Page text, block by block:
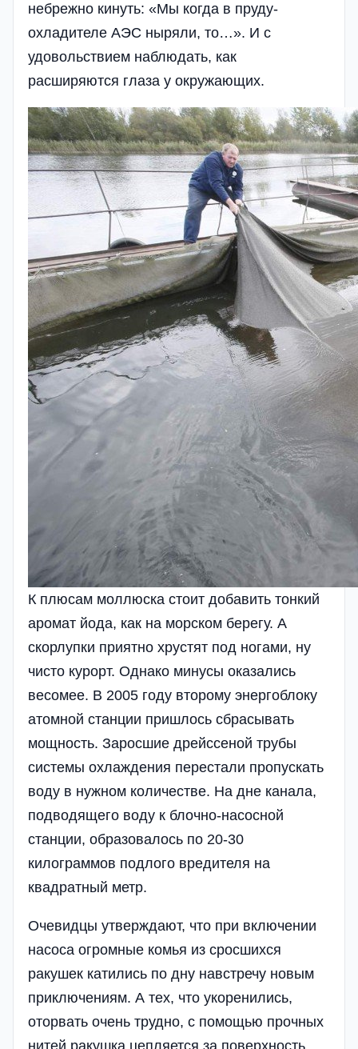
небрежно кинуть: «Мы когда в пруду-
охладителе АЭС ныряли, то…». И с
удовольствием наблюдать, как
расширяются глаза у окружающих.
К плюсам моллюска стоит добавить тонкий
аромат йода, как на морском берегу. А
скорлупки приятно хрустят под ногами, ну
чисто курорт. Однако минусы оказались
весомее. В 2005 году второму энергоблоку
атомной станции пришлось сбрасывать
мощность. Заросшие дрейссеной трубы
системы охлаждения перестали пропускать
воду в нужном количестве. На дне канала,
подводящего воду к блочно-насосной
станции, образовалось по 20-30
килограммов подлого вредителя на
квадратный метр.
Очевидцы утверждают, что при включении
насоса огромные комья из сросшихся
ракушек катились по дну навстречу новым
приключениям. А тех, что укоренились,
оторвать очень трудно, с помощью прочных
нитей ракушка цепляется за поверхность